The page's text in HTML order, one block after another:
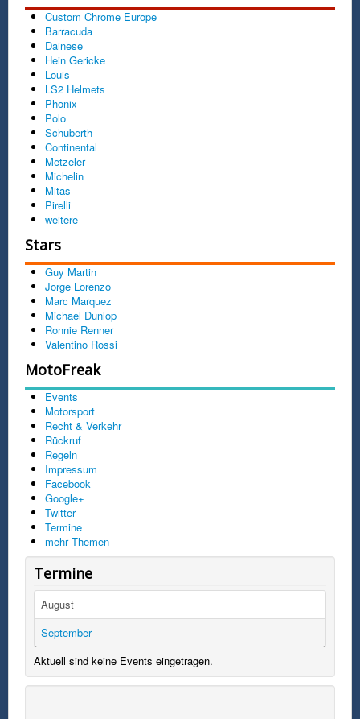
Custom Chrome Europe
Barracuda
Dainese
Hein Gericke
Louis
LS2 Helmets
Phonix
Polo
Schuberth
Continental
Metzeler
Michelin
Mitas
Pirelli
weitere
Stars
Guy Martin
Jorge Lorenzo
Marc Marquez
Michael Dunlop
Ronnie Renner
Valentino Rossi
MotoFreak
Events
Motorsport
Recht & Verkehr
Rückruf
Regeln
Impressum
Facebook
Google+
Twitter
Termine
mehr Themen
Termine
August
September
Aktuell sind keine Events eingetragen.